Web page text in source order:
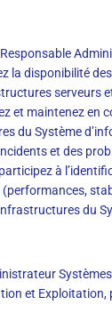
la disponibilité
serveurs
et maintenez en
du Système
et des
à
(performances,
du
et Exploitation,